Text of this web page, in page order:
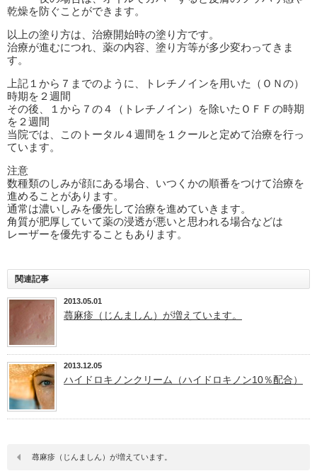
乾燥を防ぐことができます。
以上の塗り方は、治療開始時の塗り方です。
治療が進むにつれ、薬の内容、塗り方等が多少変わってきま
す。
上記１から７までのように、トレチノインを用いた（ＯＮの）
時期を２週間
その後、１から７の４（トレチノイン）を除いたＯＦＦの時期
を２週間
当院では、このトータル４週間を１クールと定めて治療を行っ
ています。
注意
数種類のしみが顔にある場合、いつくかの順番をつけて治療を
進めることがあります。
通常は濃いしみを優先して治療を進めていきます。
角質が肥厚していて薬の浸透が悪いと思われる場合などは
レーザーを優先することもあります。
関連記事
2013.05.01
蕁麻疹（じんましん）が増えています。
2013.12.05
ハイドロキノンクリーム（ハイドロキノン10％配合）
蕁麻疹（じんましん）が増えています。